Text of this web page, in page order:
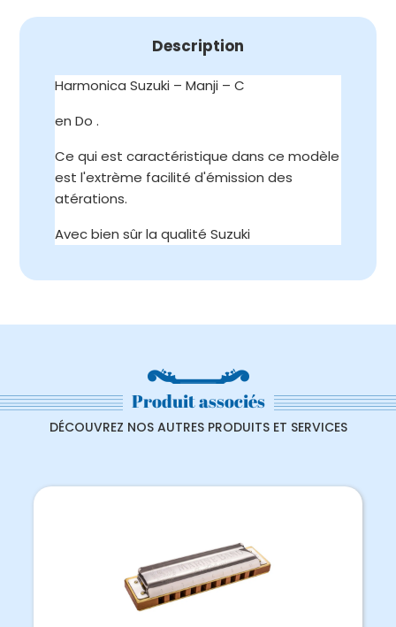
Description
Harmonica Suzuki – Manji – C
en Do .
Ce qui est caractéristique dans ce modèle
est l'extrème facilité d'émission des
atérations.
Avec bien sûr la qualité Suzuki
Produit associés
DÉCOUVREZ NOS AUTRES PRODUITS ET SERVICES